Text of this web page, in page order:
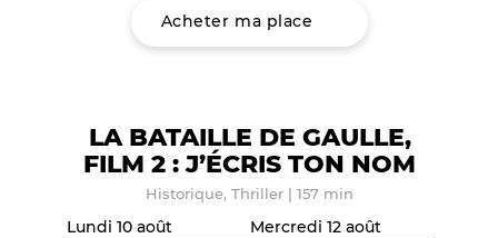
Acheter ma place
LA BATAILLE DE GAULLE,
FILM 2 : J’ÉCRIS TON NOM
Historique, Thriller | 157 min
Lundi 10 août
Mercredi 12 août